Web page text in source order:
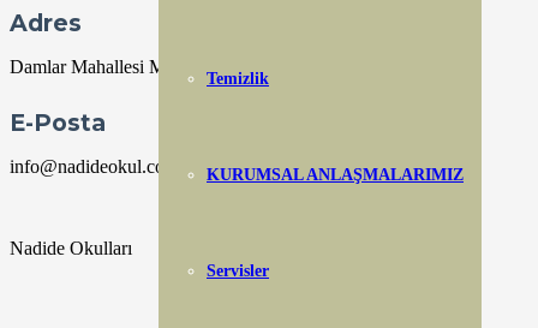
Temizlik
KURUMSAL ANLAŞMALARIMIZ
Servisler
Adres
Damlar Mahallesi Mahmut Çavuş Caddesi No 104 Başiskele
E-Posta
info@nadideokul.com
Nadide Okulları